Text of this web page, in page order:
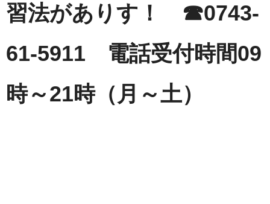
習法がありす！ ☎0743-
61-5911 電話受付時間09
時～21時（月～土）